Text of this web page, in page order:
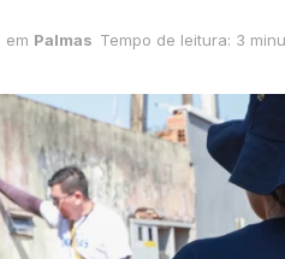
em Palmas Tempo de leitura: 3